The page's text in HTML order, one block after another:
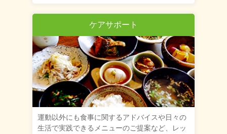
ケアサポート
運動以外にも食事に関するアドバイスや日々の
生活で実践できるメニューのご提案など、レッ